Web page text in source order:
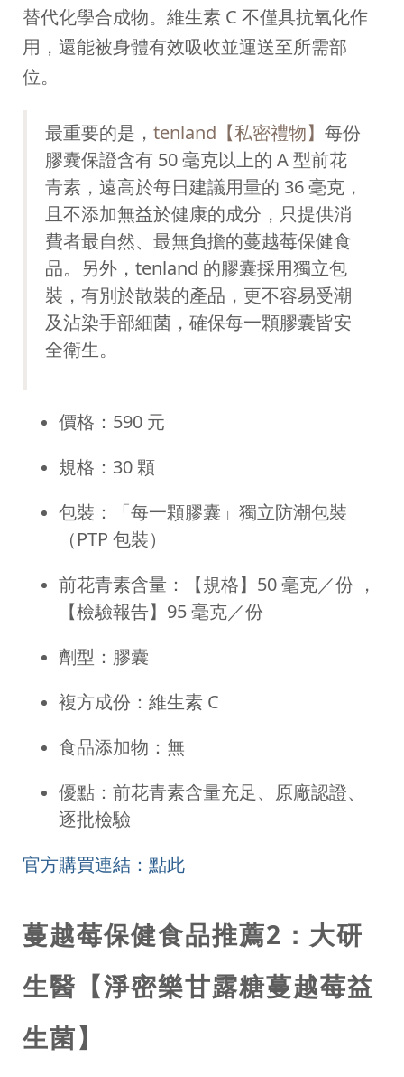
替代化學合成物。維生素 C 不僅具抗氧化作
用，還能被身體有效吸收並運送至所需部
位。
最重要的是， tenland【私密禮物】 每份
膠囊保證含有 50 毫克以上的 A 型前花
青素，遠高於每日建議用量的 36 毫克，
且不添加無益於健康的成分，只提供消
費者最自然、最無負擔的蔓越莓保健食
品。另外，tenland 的膠囊採用獨立包
裝，有別於散裝的產品，更不容易受潮
及沾染手部細菌，確保每一顆膠囊皆安
全衛生。
價格：590 元
規格：30 顆
包裝：「每一顆膠囊」獨立防潮包裝
（PTP 包裝）
前花青素含量：【規格】50 毫克／份 ，
【檢驗報告】95 毫克／份
劑型：膠囊
複方成份：維生素 C
食品添加物：無
優點：前花青素含量充足、原廠認證、
逐批檢驗
官方購買連結：點此
蔓越莓保健食品推薦2：大研
生醫【淨密樂甘露糖蔓越莓益
生菌】